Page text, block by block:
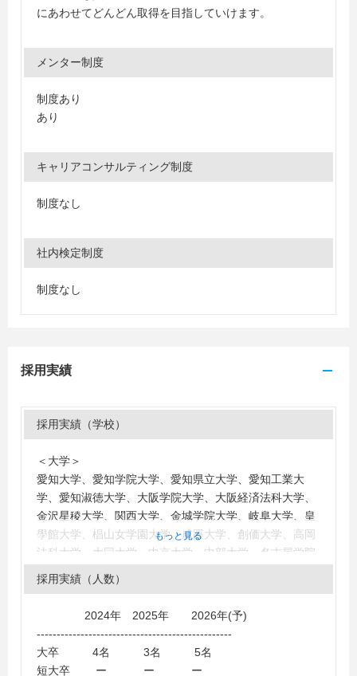
にあわせてどんどん取得を目指していけます。
メンター制度
制度あり
あり
キャリアコンサルティング制度
制度なし
社内検定制度
制度なし
採用実績
採用実績（学校）
＜大学＞
愛知大学、愛知学院大学、愛知県立大学、愛知工業大
学、愛知淑徳大学、大阪学院大学、大阪経済法科大学、
金沢星稜大学、関西大学、金城学院大学、岐阜大学、皇
學館大学、椙山女学園大学、成蹊大学、創価大学、高岡
法科大学、大同大学、中京大学、中部大学、名古屋学院
大学、名古屋経済大学、名古屋芸術大学、名古屋商科大
学、南山大学、日本福祉大学、人間環境大学、名城大
専門学校日本デザイナー芸術学院（愛知）、名古屋外
語・ホテル・ブライダル専門学校、国際調理専門学校、
もっと見る
採用実績（人数）
2024年 2025年 2026年(予)
-------------------------------------------------
大卒 4名 3名 5名
短大卒 ー ー ー